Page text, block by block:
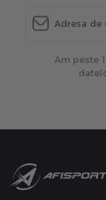
Am peste